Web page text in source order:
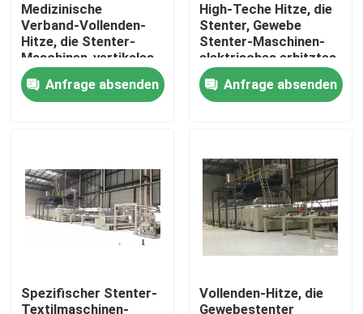
Qualitätskontrolle
Treten Sie mit uns in Verbindung
Fordern Sie ein Zitat
Hitzeeinstellung stenter
Medizinische
Verband-Vollenden-
Hitze, die Stenter-
Maschinen-vertikales
Druckkette einstellt
Anfrage absenden
High-Teche Hitze, die
Stenter, Gewebe
Stenter-Maschinen-
elektrisches erhitztes
einstellt
Anfrage absenden
Spezifischer Stenter-
Textilmaschinen-
Vollenden-Hitze, die
Gewebestenter